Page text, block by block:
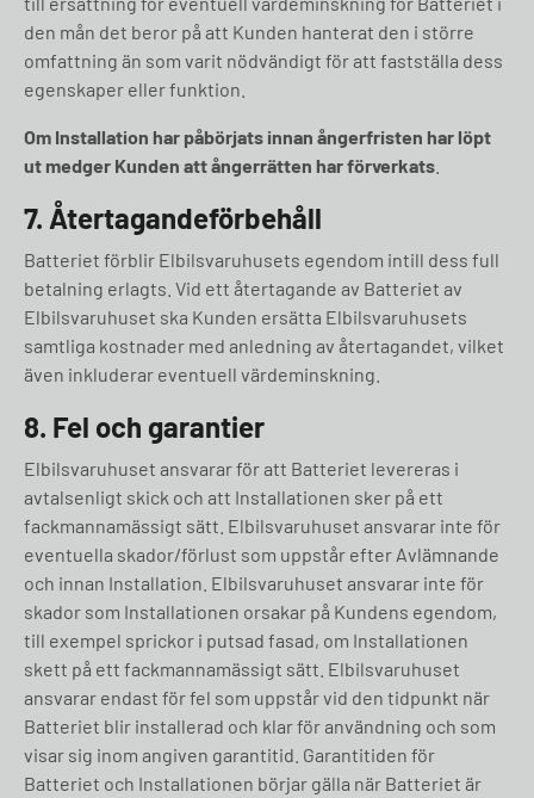
den mån det beror på att Kunden hanterat den i större
omfattning än som varit nödvändigt för att fastställa dess
egenskaper eller funktion.
Om Installation har påbörjats innan ångerfristen har löpt
ut medger Kunden att ångerrätten har förverkats
7. Återtagandeförbehåll
Batteriet förblir Elbilsvaruhusets egendom intill dess full
betalning erlagts. Vid ett återtagande av Batteriet av
Elbilsvaruhuset ska Kunden ersätta Elbilsvaruhusets
samtliga kostnader med anledning av återtagandet, vilket
även inkluderar eventuell värdeminskning.
8. Fel och garantier
Elbilsvaruhuset ansvarar för att Batteriet levereras i
avtalsenligt skick och att Installationen sker på ett
fackmannamässigt sätt. Elbilsvaruhuset ansvarar inte för
eventuella skador/förlust som uppstår efter Avlämnande
och innan Installation. Elbilsvaruhuset ansvarar inte för
skador som Installationen orsakar på Kundens egendom,
till exempel sprickor i putsad fasad, om Installationen
skett på ett fackmannamässigt sätt. Elbilsvaruhuset
ansvarar endast för fel som uppstår vid den tidpunkt när
Batteriet blir installerad och klar för användning och som
visar sig inom angiven garantitid. Garantitiden för
Batteriet och Installationen börjar gälla när Batteriet är